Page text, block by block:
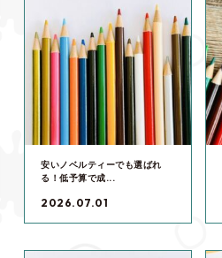
安いノベルティーでも選ばれ
る！低予算で成...
2026.07.01